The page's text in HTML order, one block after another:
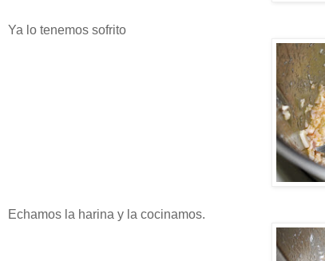
Ya lo tenemos sofrito
Echamos la harina y la cocinamos.